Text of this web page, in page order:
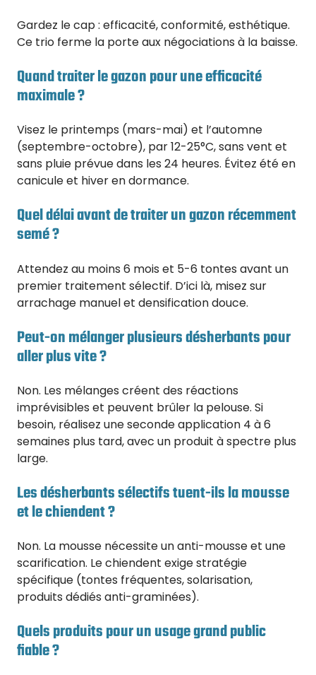
Gardez le cap : efficacité, conformité, esthétique.
Ce trio ferme la porte aux négociations à la baisse.
Quand traiter le gazon pour une efficacité
maximale ?
Visez le printemps (mars-mai) et l’automne
(septembre-octobre), par 12-25°C, sans vent et
sans pluie prévue dans les 24 heures. Évitez été en
canicule et hiver en dormance.
Quel délai avant de traiter un gazon récemment
semé ?
Attendez au moins 6 mois et 5-6 tontes avant un
premier traitement sélectif. D’ici là, misez sur
arrachage manuel et densification douce.
Peut-on mélanger plusieurs désherbants pour
aller plus vite ?
Non. Les mélanges créent des réactions
imprévisibles et peuvent brûler la pelouse. Si
besoin, réalisez une seconde application 4 à 6
semaines plus tard, avec un produit à spectre plus
large.
Les désherbants sélectifs tuent-ils la mousse
et le chiendent ?
Non. La mousse nécessite un anti-mousse et une
scarification. Le chiendent exige stratégie
spécifique (tontes fréquentes, solarisation,
produits dédiés anti-graminées).
Quels produits pour un usage grand public
fiable ?